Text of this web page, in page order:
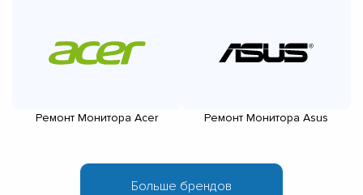
Ремонт Монитора Acer Ремонт Монитора Asus